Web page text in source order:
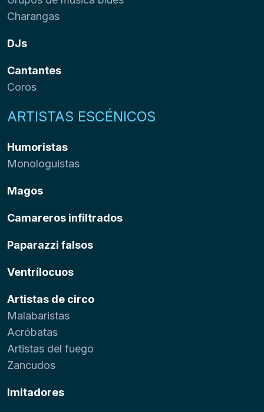
Charangas
DJs
Cantantes
Coros
ARTISTAS ESCÉNICOS
Humoristas
Monologuistas
Magos
Camareros infiltrados
Paparazzi falsos
Ventrílocuos
Artistas de circo
Malabaristas
Acróbatas
Artistas del fuego
Zancudos
Imitadores